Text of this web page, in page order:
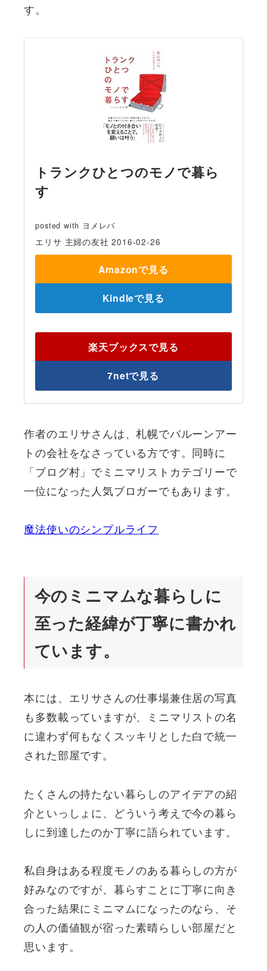
す。
トランクひとつのモノで暮ら
す
posted with ヨメレバ
エリサ 主婦の友社 2016-02-26
Amazonで見る
Kindleで見る
楽天ブックスで見る
7netで見る
作者のエリサさんは、札幌でバルーンアー
トの会社をなさっている方です。同時に
「ブログ村」でミニマリストカテゴリーで
一位になった人気ブロガーでもあります。
魔法使いのシンプルライフ
今のミニマムな暮らしに
至った経緯が丁寧に書かれ
ています。
本には、エリサさんの仕事場兼住居の写真
も多数載っていますが、ミニマリストの名
に違わず何もなくスッキリとした白で統一
された部屋です。
たくさんの持たない暮らしのアイデアの紹
介といっしょに、どういう考えで今の暮ら
しに到達したのか丁寧に語られています。
私自身はある程度モノのある暮らしの方が
好みなのですが、暮らすことに丁寧に向き
合った結果にミニマムになったのなら、そ
の人の価値観が宿った素晴らしい部屋だと
思います。